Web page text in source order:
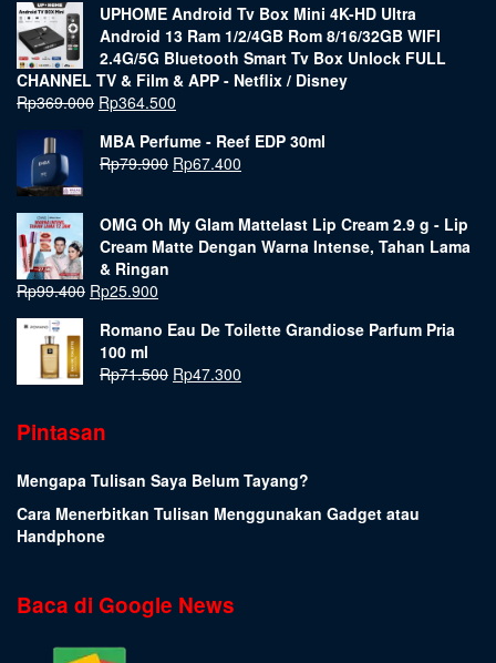
UPHOME Android Tv Box Mini 4K-HD Ultra
Android 13 Ram 1/2/4GB Rom 8/16/32GB WIFI
2.4G/5G Bluetooth Smart Tv Box Unlock FULL
CHANNEL TV & Film & APP - Netflix / Disney
Rp369.000 Rp364.500
MBA Perfume - Reef EDP 30ml
Rp79.900 Rp67.400
OMG Oh My Glam Mattelast Lip Cream 2.9 g - Lip
Cream Matte Dengan Warna Intense, Tahan Lama
& Ringan
Rp99.400 Rp25.900
Romano Eau De Toilette Grandiose Parfum Pria
100 ml
Rp71.500 Rp47.300
Pintasan
Mengapa Tulisan Saya Belum Tayang?
Cara Menerbitkan Tulisan Menggunakan Gadget atau
Handphone
Baca di Google News